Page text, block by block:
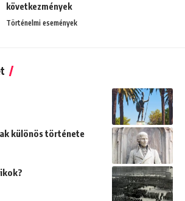
következmények
Történelmi események
különös története